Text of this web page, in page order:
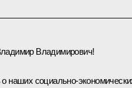
Владимирович!
о наших социально-